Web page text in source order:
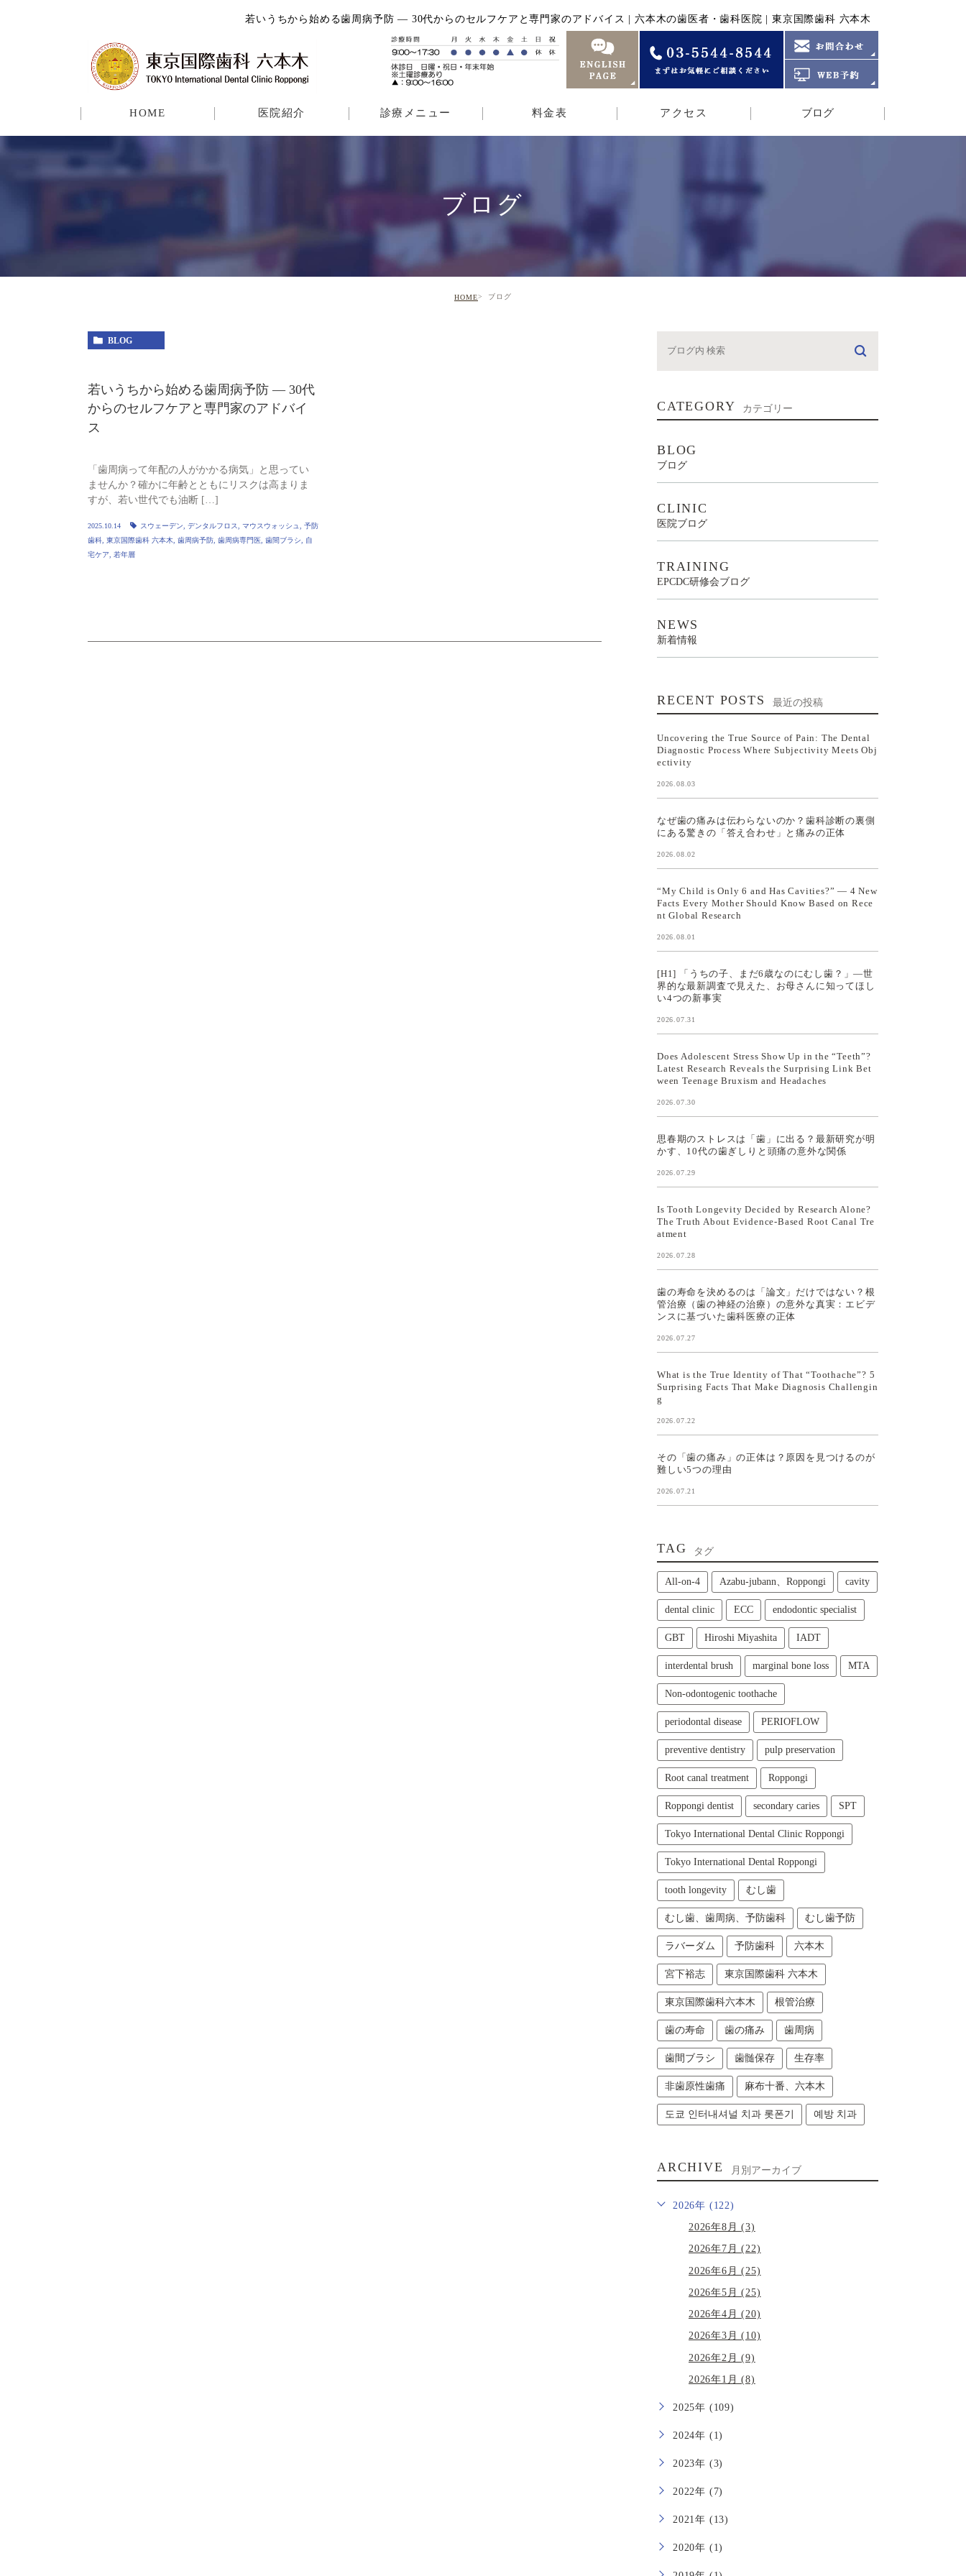
若いうちから始める歯周病予防 — 30代からのセルフケアと専門家のアドバイス | 六本木の歯医者・歯科医院 | 東京国際歯科 六本木
HOME 医院紹介 診療メニュー 料金表 アクセス ブログ
ブログ
HOME ブログ
BLOG
若いうちから始める歯周病予防 — 30代
からのセルフケアと専門家のアドバイ
ス
「歯周病って年配の人がかかる病気」と思ってい
ませんか？確かに年齢とともにリスクは高まりま
すが、若い世代でも油断 […]
2025.10.14 スウェーデン デンタルフロス マウスウォッシュ
予防
歯科 東京国際歯科 六本木 歯周病予防 歯周病専門医 歯間ブラシ
自
宅ケア
若年層
CATEGORY カテゴリー
BLOG
ブログ
CLINIC
医院ブログ
TRAINING
EPCDC研修会ブログ
NEWS
新着情報
RECENT POSTS 最近の投稿
Uncovering the True Source of Pain: The Dental
Diagnostic Process Where Subjectivity Meets Obj
ectivity
2026.08.03
なぜ歯の痛みは伝わらないのか？歯科診断の裏側
にある驚きの「答え合わせ」と痛みの正体
2026.08.02
“My Child is Only 6 and Has Cavities?” — 4 New
Facts Every Mother Should Know Based on Rece
nt Global Research
2026.08.01
[H1] 「うちの子、まだ6歳なのにむし歯？」—世
界的な最新調査で見えた、お母さんに知ってほし
い4つの新事実
2026.07.31
Does Adolescent Stress Show Up in the “Teeth”?
Latest Research Reveals the Surprising Link Bet
ween Teenage Bruxism and Headaches
2026.07.30
思春期のストレスは「歯」に出る？最新研究が明
かす、10代の歯ぎしりと頭痛の意外な関係
2026.07.29
Is Tooth Longevity Decided by Research Alone?
The Truth About Evidence-Based Root Canal Tre
atment
2026.07.28
歯の寿命を決めるのは「論文」だけではない？根
管治療（歯の神経の治療）の意外な真実：エビデ
ンスに基づいた歯科医療の正体
2026.07.27
What is the True Identity of That “Toothache”? 5
Surprising Facts That Make Diagnosis Challengin
g
2026.07.22
その「歯の痛み」の正体は？原因を見つけるのが
難しい5つの理由
2026.07.21
TAG タグ
All‑on‑4 Azabu-jubann、Roppongi cavity
dental clinic ECC endodontic specialist
GBT Hiroshi Miyashita IADT
interdental brush marginal bone loss MTA
Non-odontogenic toothache
periodontal disease PERIOFLOW
preventive dentistry pulp preservation
Root canal treatment Roppongi
Roppongi dentist secondary caries SPT
Tokyo International Dental Clinic Roppongi
Tokyo International Dental Roppongi
tooth longevity むし歯
むし歯、歯周病、予防歯科 むし歯予防
ラバーダム 予防歯科 六本木
宮下裕志 東京国際歯科 六本木
東京国際歯科六本木 根管治療
歯の寿命 歯の痛み 歯周病
歯間ブラシ 歯髄保存 生存率
非歯原性歯痛 麻布十番、六本木
도쿄 인터내셔널 치과 롯폰기 예방 치과
ARCHIVE 月別アーカイブ
2026年 (122)
2026年8月 (3)
2026年7月 (22)
2026年6月 (25)
2026年5月 (25)
2026年4月 (20)
2026年3月 (10)
2026年2月 (9)
2026年1月 (8)
2025年 (109)
2024年 (1)
2023年 (3)
2022年 (7)
2021年 (13)
2020年 (1)